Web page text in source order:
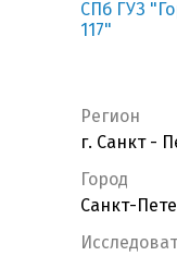
СПб ГУЗ
117"
Регион
г. Санкт -
Город
Санкт-